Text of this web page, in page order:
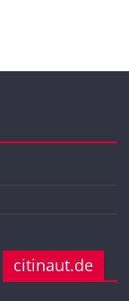
citinaut.de